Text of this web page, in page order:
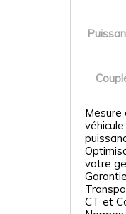
Mesure
votre
CT et